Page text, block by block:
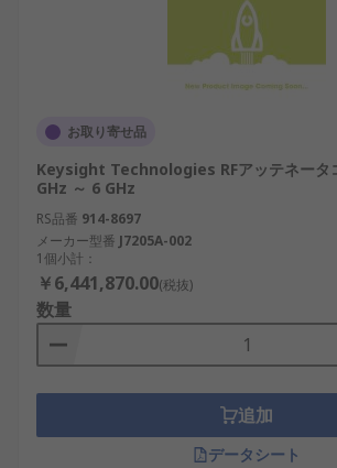
お取り寄せ品
Keysight Technologies RFアッテネータ
GHz ～ 6 GHz
RS品番 914-8697
メーカー型番 J7205A-002
1個小計：
￥6,441,870.00(税抜)
数量
追加
データシート